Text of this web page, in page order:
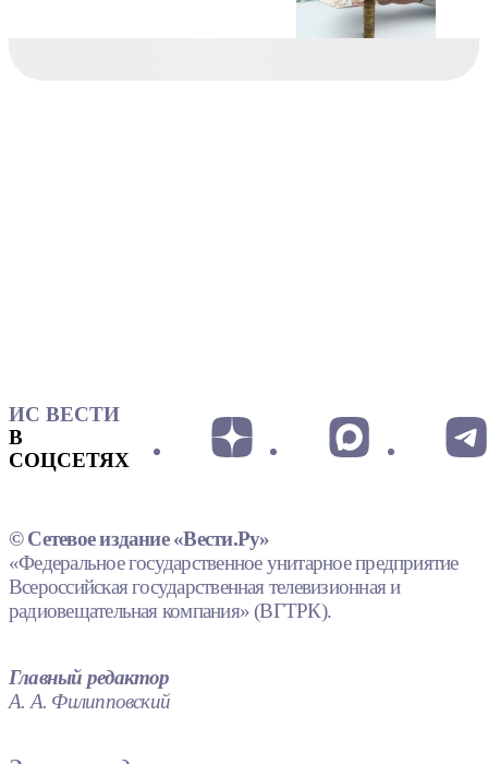
ИС ВЕСТИ
В
СОЦСЕТЯХ
© Сетевое издание «Вести.Ру»
«Федеральное государственное унитарное предприятие
Всероссийская государственная телевизионная и
радиовещательная компания» (ВГТРК).
Главный редактор
А. А. Филипповский